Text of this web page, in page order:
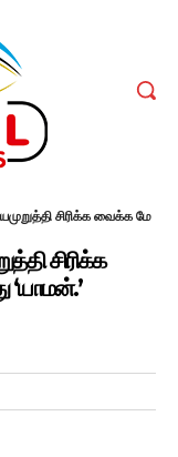
சிரிக்க வைக்க மே
சிரிக்க
‘யாமன்.’